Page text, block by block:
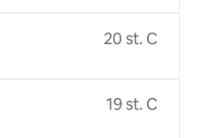
20 st. C
19 st. C